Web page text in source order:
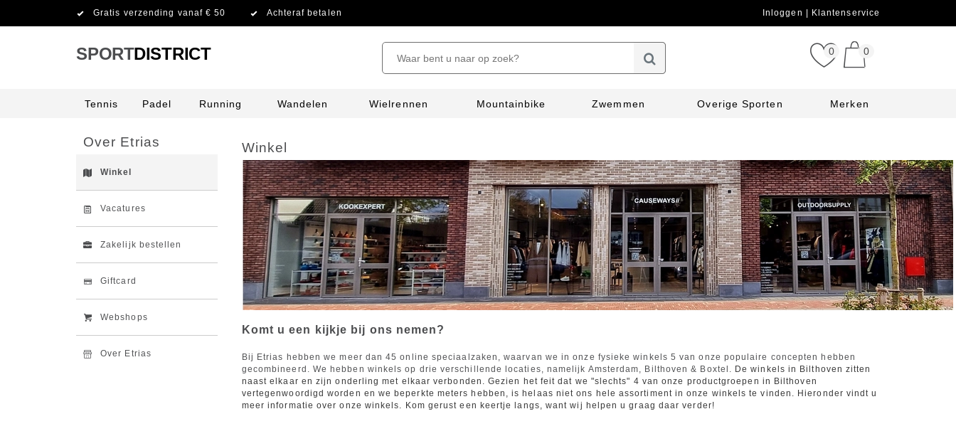
Gratis verzending vanaf € 50 Achteraf betalen Inloggen Klantenservice
SPORTDISTRICT 0 0
Tennis Padel Running Wandelen Wielrennen Mountainbike Zwemmen Overige Sporten Merken
Over Etrias
Winkel
Vacatures
Zakelijk bestellen
Giftcard
Webshops
Over Etrias
Winkel
Komt u een kijkje bij ons nemen?
Bij Etrias hebben we meer dan 45 online speciaalzaken, waarvan we in onze fysieke winkels 5 van onze populaire concepten hebben
gecombineerd. We hebben winkels op drie verschillende locaties, namelijk Amsterdam, Bilthoven & Boxtel. De winkels in Bilthoven zitten
naast elkaar en zijn onderling met elkaar verbonden. Gezien het feit dat we "slechts" 4 van onze productgroepen in Bilthoven
vertegenwoordigd worden en we beperkte meters hebben, is helaas niet ons hele assortiment in onze winkels te vinden. Hieronder vindt u
meer informatie over onze winkels. Kom gerust een keertje langs, want wij helpen u graag daar verder!